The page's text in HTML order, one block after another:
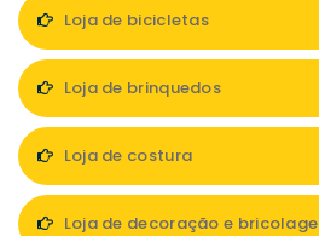
Loja de bicicletas
Loja de brinquedos
Loja de costura
Loja de decoração e bricolage